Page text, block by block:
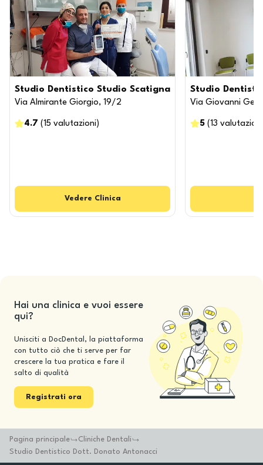
Studio Dentistico Studio Scatigna
Via Almirante Giorgio, 19/2
4.7 (15 valutazioni )
Vedere Clinica
Studio
Via Giovanni
5 (13 valutazioni
Hai una clinica e vuoi essere
qui?
Unisciti a DocDental, la piattaforma
con tutto ciò che ti serve per far
crescere la tua pratica e fare il
salto di qualità
Registrati ora
Pagina principale
Cliniche Dentali
Studio Dentistico Dott. Donato Antonacci